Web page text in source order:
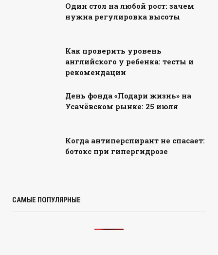
Один стол на любой рост: зачем
нужна регулировка высоты
Как проверить уровень
английского у ребенка: тесты и
рекомендации
День фонда «Подари жизнь» на
Усачёвском рынке: 25 июля
Когда антиперспирант не спасает:
ботокс при гипергидрозе
САМЫЕ ПОПУЛЯРНЫЕ